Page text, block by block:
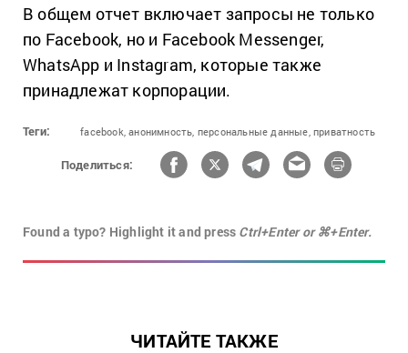
В общем отчет включает запросы не только
по Facebook, но и Facebook Messenger,
WhatsApp и Instagram, которые также
принадлежат корпорации.
Теги: facebook, анонимность, персональные данные, приватность
Поделиться:
Found a typo? Highlight it and press Ctrl+Enter or ⌘+Enter.
ЧИТАЙТЕ ТАКЖЕ